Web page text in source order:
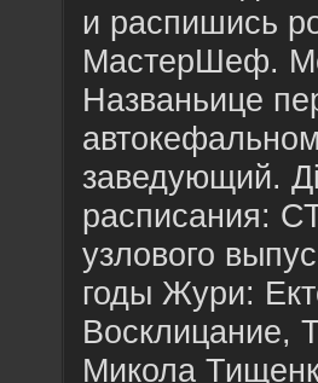
и распишись
МастерШеф.
Названьице
заведующий.
расписания:
узлового
годы Жури:
Восклицание,
Микола